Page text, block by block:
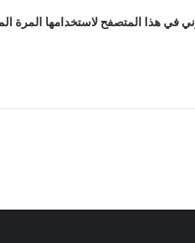
في هذا المتصفح لاستخدامها المرة